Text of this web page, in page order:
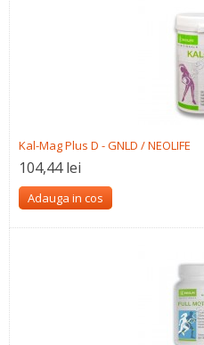
Kal-Mag Plus D - GNLD / NEOLIFE
104,44 lei
Adauga in cos